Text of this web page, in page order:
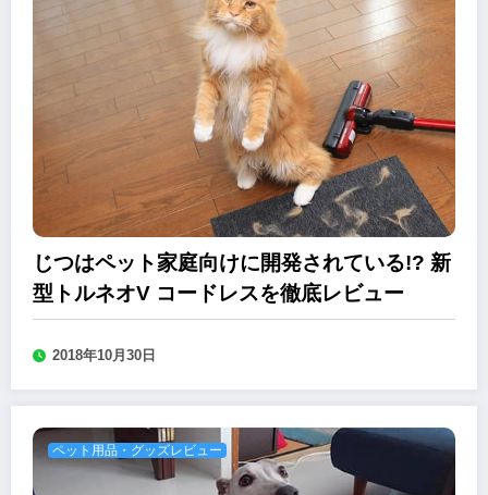
じつはペット家庭向けに開発されている!? 新
型トルネオV コードレスを徹底レビュー
2018年10月30日
ペット用品・グッズレビュー